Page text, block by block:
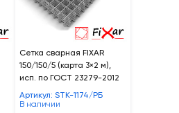
Сетка сварная FIXAR
150/150/5 (карта 3×2 м),
исп. по ГОСТ 23279-2012
Артикул: STK-1174/РБ
В наличии